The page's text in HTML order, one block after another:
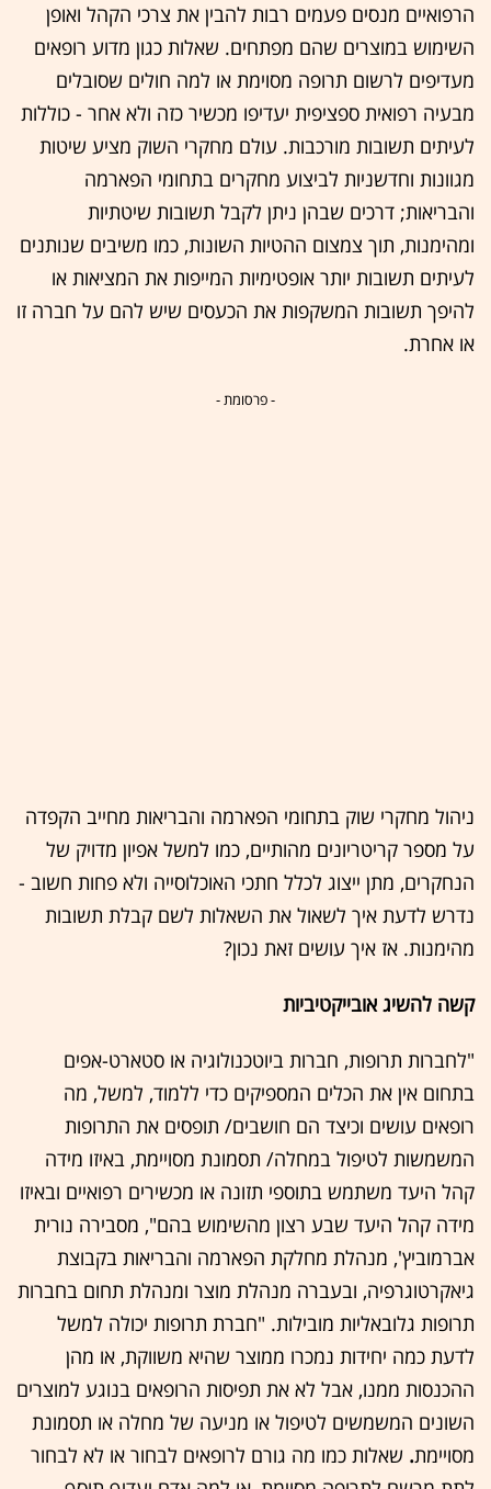
הרפואיים מנסים פעמים רבות להבין את צרכי הקהל ואופן
השימוש במוצרים שהם מפתחים. שאלות כגון מדוע רופאים
מעדיפים לרשום תרופה מסוימת או למה חולים שסובלים
מבעיה רפואית ספציפית יעדיפו מכשיר כזה ולא אחר - כוללות
לעיתים תשובות מורכבות. עולם מחקרי השוק מציע שיטות
מגוונות וחדשניות לביצוע מחקרים בתחומי הפארמה
והבריאות; דרכים שבהן ניתן לקבל תשובות שיטתיות
ומהימנות, תוך צמצום ההטיות השונות, כמו משיבים שנותנים
לעיתים תשובות יותר אופטימיות המייפות את המציאות או
להיפך תשובות המשקפות את הכעסים שיש להם על חברה זו
או אחרת.
- פרסומת -
ניהול מחקרי שוק בתחומי הפארמה והבריאות מחייב הקפדה
על מספר קריטריונים מהותיים, כמו למשל אפיון מדויק של
הנחקרים, מתן ייצוג לכלל חתכי האוכלוסייה ולא פחות חשוב -
נדרש לדעת איך לשאול את השאלות לשם קבלת תשובות
מהימנות. אז איך עושים זאת נכון?
קשה להשיג אובייקטיביות
"לחברות תרופות, חברות ביוטכנולוגיה או סטארט-אפים
בתחום אין את הכלים המספיקים כדי ללמוד, למשל, מה
רופאים עושים וכיצד הם חושבים/ תופסים את התרופות
המשמשות לטיפול במחלה/ תסמונת מסויימת, באיזו מידה
קהל היעד משתמש בתוספי תזונה או מכשירים רפואיים ובאיזו
מידה קהל היעד שבע רצון מהשימוש בהם", מסבירה נורית
אברמוביץ', מנהלת מחלקת הפארמה והבריאות בקבוצת
גיאקרטוגרפיה, ובעברה מנהלת מוצר ומנהלת תחום בחברות
תרופות גלובאליות מובילות. "חברת תרופות יכולה למשל
לדעת כמה יחידות נמכרו ממוצר שהיא משווקת, או מהן
ההכנסות ממנו, אבל לא את תפיסות הרופאים בנוגע למוצרים
השונים המשמשים לטיפול או מניעה של מחלה או תסמונת
מסויימת. שאלות כמו מה גורם לרופאים לבחור או לא לבחור